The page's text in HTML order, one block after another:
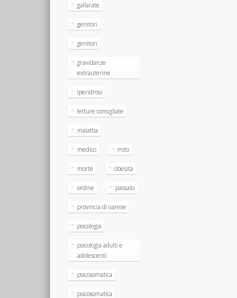
gallarate
genitori
genitori
gravidanze
extrauterine
iperidrosi
letture consigliate
malattia
medico mito
morte obesità
ordine passato
provincia di varese
psicologia
psicologia adulti e
adolescenti
psicosomatica
psicosomatica